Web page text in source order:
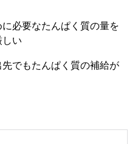
必要なたんぱく質の量を
しい
でもたんぱく質の補給が